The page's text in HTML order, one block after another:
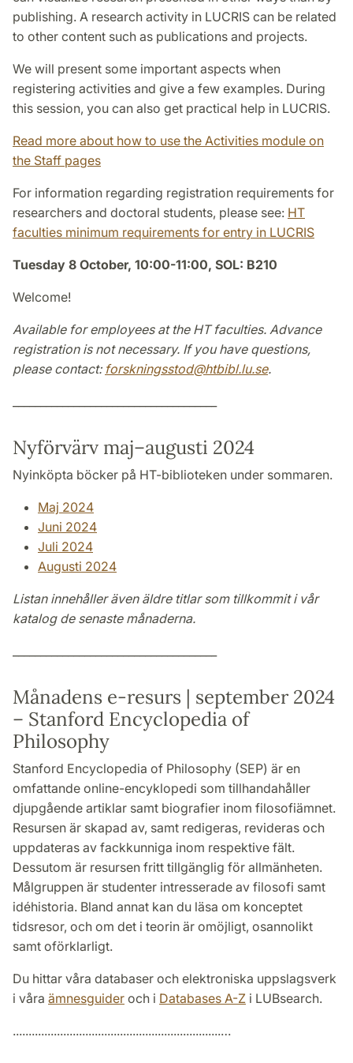
publishing. A research activity in LUCRIS can be related
to other content such as publications and projects.
We will present some important aspects when
registering activities and give a few examples. During
this session, you can also get practical help in LUCRIS.
Read more about how to use the Activities module on
the Staff pages
For information regarding registration requirements for
researchers and doctoral students, please see: HT
faculties minimum requirements for entry in LUCRIS
Tuesday 8 October, 10:00-11:00, SOL: B210
Welcome!
Available for employees at the HT faculties. Advance
registration is not necessary. If you have questions,
please contact: forskningsstod@htbibl.lu.se.
Nyförvärv maj–augusti 2024
Nyinköpta böcker på HT-biblioteken under sommaren.
Maj 2024
Juni 2024
Juli 2024
Augusti 2024
Listan innehåller även äldre titlar som tillkommit i vår
katalog de senaste månaderna.
Månadens e-resurs | september 2024
– Stanford Encyclopedia of
Philosophy
Stanford Encyclopedia of Philosophy (SEP) är en
omfattande online-encyklopedi som tillhandahåller
djupgående artiklar samt biografier inom filosofiämnet.
Resursen är skapad av, samt redigeras, revideras och
uppdateras av fackkunniga inom respektive fält.
Dessutom är resursen fritt tillgänglig för allmänheten.
Målgruppen är studenter intresserade av filosofi samt
idéhistoria. Bland annat kan du läsa om konceptet
tidsresor, och om det i teorin är omöjligt, osannolikt
samt oförklarligt.
Du hittar våra databaser och elektroniska uppslagsverk
i våra ämnesguider och i Databases A-Z i LUBsearch.
..................................................................…